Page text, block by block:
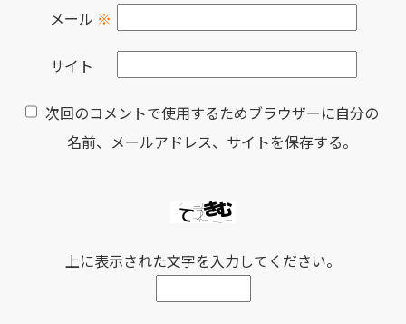
メール ※
サイト
次回のコメントで使用するためブラウザーに自分の
名前、メールアドレス、サイトを保存する。
上に表示された文字を入力してください。